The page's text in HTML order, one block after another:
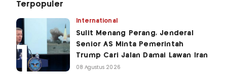
Terpopuler
International
Sulit Menang Perang, Jenderal
Senior AS Minta Pemerintah
Trump Cari Jalan Damai Lawan Iran
08 Agustus 2026